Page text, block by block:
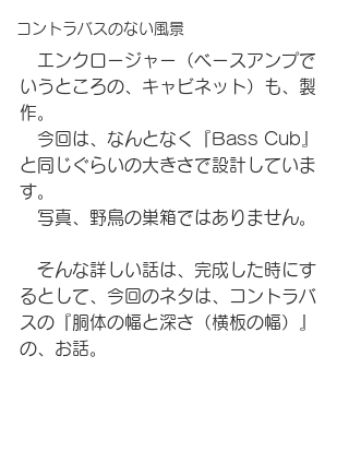
コントラバスのない風景
エンクロージャー（ベースアンプで
いうところの、キャビネット）も、製
作。
今回は、なんとなく『Bass Cub』
と同じぐらいの大きさで設計していま
す。
写真、野鳥の巣箱ではありません。
そんな詳しい話は、完成した時にす
るとして、今回のネタは、コントラバ
スの『胴体の幅と深さ（横板の幅）』
の、お話。